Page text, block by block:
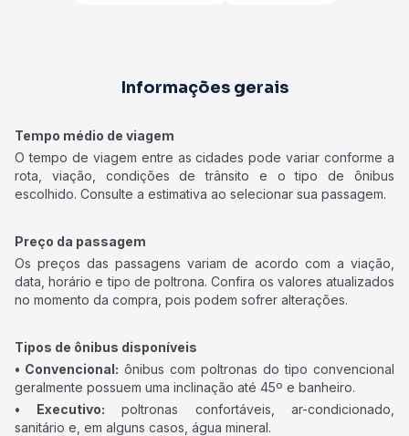
Informações gerais
Tempo médio de viagem
O tempo de viagem entre as cidades pode variar conforme a
rota, viação, condições de trânsito e o tipo de ônibus
escolhido. Consulte a estimativa ao selecionar sua passagem.
Preço da passagem
Os preços das passagens variam de acordo com a viação,
data, horário e tipo de poltrona. Confira os valores atualizados
no momento da compra, pois podem sofrer alterações.
Tipos de ônibus disponíveis
• Convencional: ônibus com poltronas do tipo convencional
geralmente possuem uma inclinação até 45º e banheiro.
• Executivo: poltronas confortáveis, ar-condicionado,
sanitário e, em alguns casos, água mineral.